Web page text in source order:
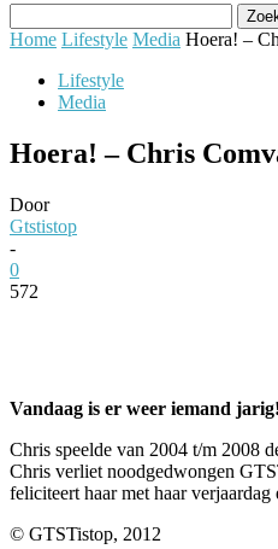
Home Lifestyle Media Hoera! –
Lifestyle
Media
Hoera! – Chris
Door
Gtstistop
-
0
572
Vandaag is er weer iemand
Chris speelde van 2004 t/m 2008
Chris verliet noodgedwongen
feliciteert haar met haar
© GTSTistop, 2012